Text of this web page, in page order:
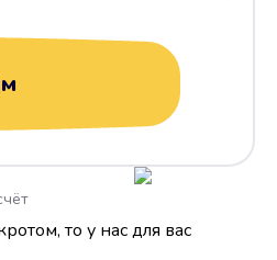
то у нас для вас